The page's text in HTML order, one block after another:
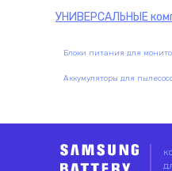
УНИВЕРСАЛЬНЫЕ
Блоки питания для
Аккумуляторы для